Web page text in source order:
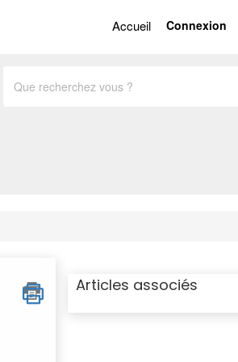
Accueil Connexion
Articles associés